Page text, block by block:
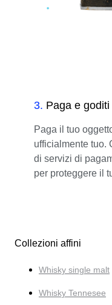
3. Paga e
Paga il tuo
ufficialmente tuo.
di servizi di
per proteggere il
Collezioni affini
Whisky single malt
Whisky Tennesee